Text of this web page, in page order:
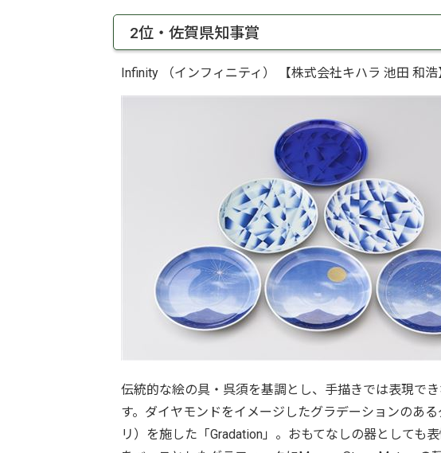
2位・佐賀県知事賞
Infinity （インフィニティ） 【株式会社キハラ 池田 和浩
伝統的な絵の具・呉須を基調とし、手描きでは表現で
す。ダイヤモンドをイメージしたグラデーションのあ
リ）を施した「Gradation」。おもてなしの器としても